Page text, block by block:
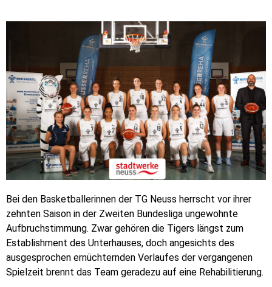
Bei den Basketballerinnen der TG Neuss herrscht vor ihrer
zehnten Saison in der Zweiten Bundesliga ungewohnte
Aufbruchstimmung. Zwar gehören die Tigers längst zum
Establishment des Unterhauses, doch angesichts des
ausgesprochen ernüchternden Verlaufes der vergangenen
Spielzeit brennt das Team geradezu auf eine Rehabilitierung.